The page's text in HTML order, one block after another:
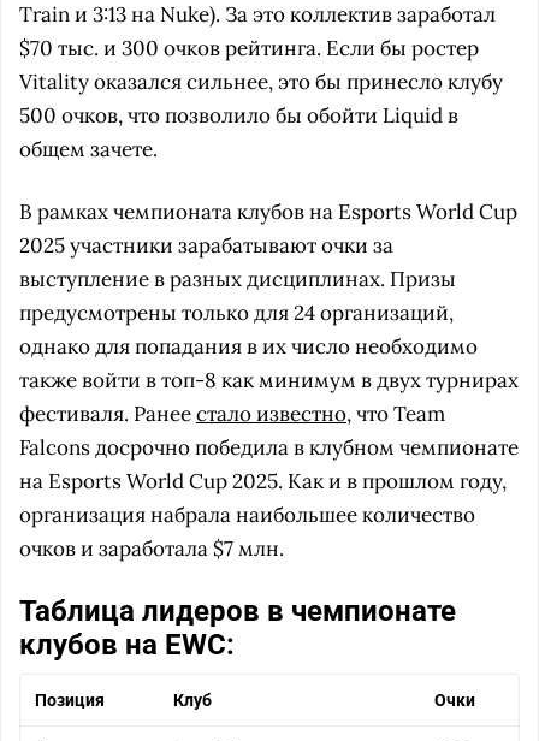
Train и 3:13 на Nuke). За это коллектив заработал
$70 тыс. и 300 очков рейтинга. Если бы ростер
Vitality оказался сильнее, это бы принесло клубу
500 очков, что позволило бы обойти Liquid в
общем зачете.
В рамках чемпионата клубов на Esports World Cup
2025 участники зарабатывают очки за
выступление в разных дисциплинах. Призы
предусмотрены только для 24 организаций,
однако для попадания в их число необходимо
также войти в топ-8 как минимум в двух турнирах
фестиваля. Ранеестало известно, что Team
Falcons досрочно победила в клубном чемпионате
на Esports World Cup 2025. Как и в прошлом году,
организация набрала наибольшее количество
очков и заработала $7 млн.
Таблица лидеров в чемпионате
клубов на EWC:
Позиция Клуб Очки